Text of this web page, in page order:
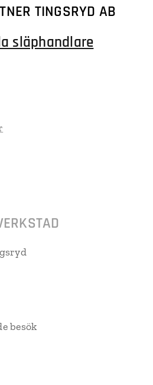
TINGSRYD AB
släphandlare
besök